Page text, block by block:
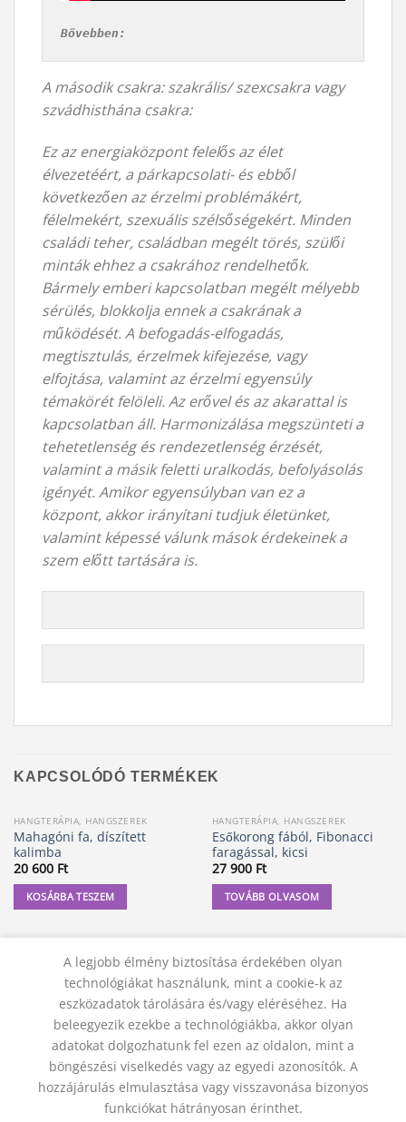
Bővebben:
A második csakra: szakrális/ szexcsakra vagy
szvádhisthána csakra:
Ez az energiaközpont felelős az élet
élvezetéért, a párkapcsolati- és ebből
következően az érzelmi problémákért,
félelmekért, szexuális szélsőségekért. Minden
családi teher, családban megélt törés, szülői
minták ehhez a csakrához rendelhetők.
Bármely emberi kapcsolatban megélt mélyebb
sérülés, blokkolja ennek a csakrának a
működését. A befogadás-elfogadás,
megtisztulás, érzelmek kifejezése, vagy
elfojtása, valamint az érzelmi egyensúly
témakörét felöleli. Az erővel és az akarattal is
kapcsolatban áll. Harmonizálása megszünteti a
tehetetlenség és rendezetlenség érzését,
valamint a másik feletti uralkodás, befolyásolás
igényét. Amikor egyensúlyban van ez a
központ, akkor irányítani tudjuk életünket,
valamint képessé válunk mások érdekeinek a
szem előtt tartására is.
KAPCSOLÓDÓ TERMÉKEK
HANGTERÁPIA, HANGSZEREK
Mahagóni fa, díszített
kalimba
20 600 Ft
KOSÁRBA TESZEM
ELFOGYOTT
HANGTERÁPIA, HANGSZEREK
Esőkorong fából, Fibonacci
faragással, kicsi
27 900 Ft
TOVÁBB OLVASOM
KAPCSOLAT ADATVÉDELMI NYILATKOZAT
JOGI NYILATKOZAT
SZÁLLÍTÁSI FELTÉTELEK
A legjobb élmény biztosítása érdekében olyan
technológiákat használunk, mint a cookie-k az
eszközadatok tárolására és/vagy eléréséhez. Ha
beleegyezik ezekbe a technológiákba, akkor olyan
adatokat dolgozhatunk fel ezen az oldalon, mint a
böngészési viselkedés vagy az egyedi azonosítók. A
hozzájárulás elmulasztása vagy visszavonása bizonyos
funkciókat hátrányosan érinthet.